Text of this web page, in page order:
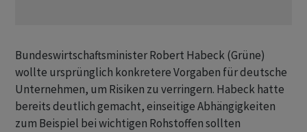
Bundeswirtschaftsminister Robert Habeck (Grüne)
wollte ursprünglich konkretere Vorgaben für deutsche
Unternehmen, um Risiken zu verringern. Habeck hatte
bereits deutlich gemacht, einseitige Abhängigkeiten
zum Beispiel bei wichtigen Rohstoffen sollten